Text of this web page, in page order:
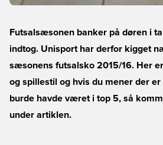
Futsalsæsonen banker på døren i
indtog. Unisport har derfor kigget
sæsonens futsalsko 2015/16. Her
og spillestil og hvis du mener der
burde havde været i top 5, så
under artiklen.